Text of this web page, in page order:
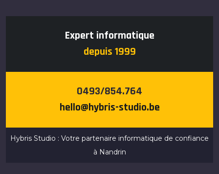
Expert informatique
depuis 1999
0493/854.764
hello@hybris-studio.be
Hybris Studio : Votre partenaire informatique de confiance
à Nandrin